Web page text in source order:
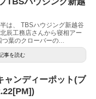
は、 TBSハウジング新越谷
辰工務店さんから寝相アー
つ葉のクローバーの...
事を読む
ャンディーポット(ブ